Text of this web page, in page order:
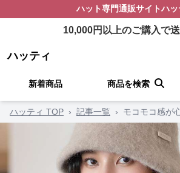
ハット専門通販サイトハッ
10,000円以上のご購入で
ハッティ
新着商品 商品を検索
ハッティ TOP › 記事一覧 › モコモコ感が